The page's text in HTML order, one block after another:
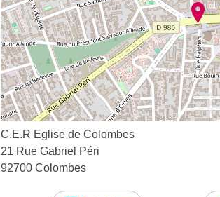
C.E.R Eglise de Colombes
21 Rue Gabriel Péri
92700 Colombes